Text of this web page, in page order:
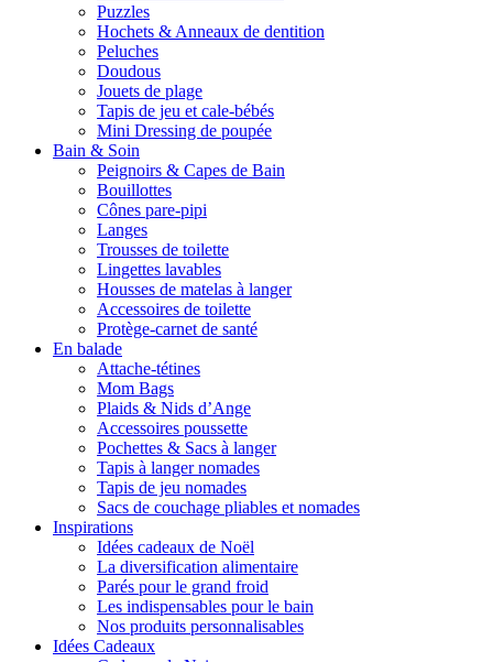
Puzzles
Hochets & Anneaux de dentition
Peluches
Doudous
Jouets de plage
Tapis de jeu et cale-bébés
Mini Dressing de poupée
Bain & Soin
Peignoirs & Capes de Bain
Bouillottes
Cônes pare-pipi
Langes
Trousses de toilette
Lingettes lavables
Housses de matelas à langer
Accessoires de toilette
Protège-carnet de santé
En balade
Attache-tétines
Mom Bags
Plaids & Nids d’Ange
Accessoires poussette
Pochettes & Sacs à langer
Tapis à langer nomades
Tapis de jeu nomades
Sacs de couchage pliables et nomades
Inspirations
Idées cadeaux de Noël
La diversification alimentaire
Parés pour le grand froid
Les indispensables pour le bain
Nos produits personnalisables
Idées Cadeaux